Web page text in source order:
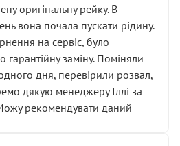
оригінальну рейку. В
вона почала пускати рідину.
на сервіс, було
заміну. Поміняли
дня, перевірили розвал,
дякую менеджеру Іллі за
рекомендувати даний